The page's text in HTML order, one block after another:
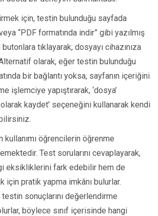
için, testin bulunduğu sayfada
“PDF formatında indir” gibi yazılmış
tıklayarak, dosyayı cihazınıza
olarak, eğer testin bulunduğu
bir bağlantı yoksa, sayfanın içeriğini
işlemciye yapıştırarak, ‘dosya’
kaydet’ seçeneğini kullanarak kendi
kullanımı öğrencilerin öğrenme
Test sorularını cevaplayarak,
eksikliklerini fark edebilir hem de
için pratik yapma imkânı bulurlar.
sonuçlarını değerlendirme
böylece sınıf içerisinde hangi